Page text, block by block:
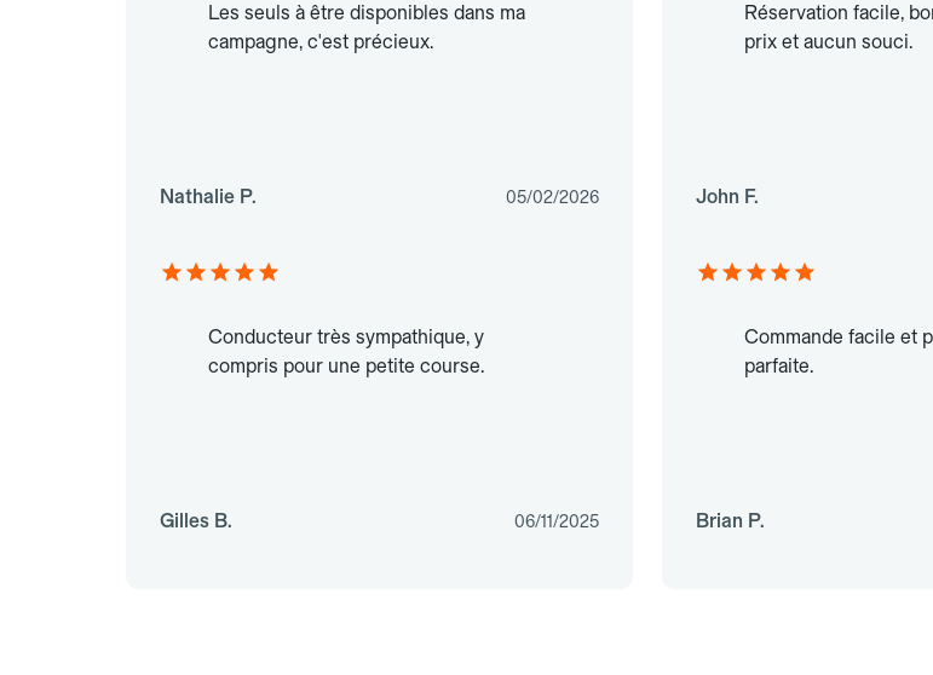
Les seuls à être disponibles dans ma
campagne, c'est précieux.
Nathalie P. 05/02/2026
Réservation facile,
prix et aucun souci.
John F.
Conducteur très sympathique, y
compris pour une petite course.
Gilles B. 06/11/2025
Commande facile et
parfaite.
Brian P.